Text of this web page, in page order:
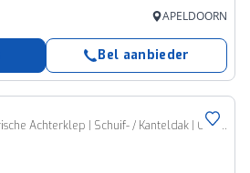
APELDOORN
Bel aanbieder
1.5 261pk Automaat | Elektrische Achterklep | Schuif- / Kanteldak | Camera | Elektrisch Bedienbare Bestuurdersstoel | Keyless Entry/Start | Apple Carplay/Android Auto |